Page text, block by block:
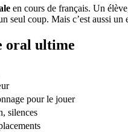
en cours de français. Un
seul coup. Mais c’est aussi
oral ultime
pour le jouer
silences